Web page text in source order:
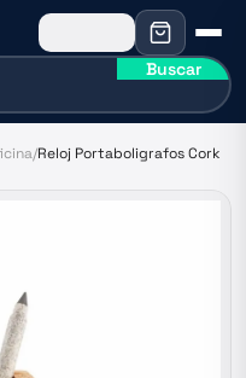
Buscar
/Reloj Portaboligrafos Cork